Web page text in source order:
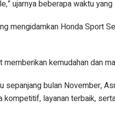
ujarnya beberapa waktu yang
mengidamkan Honda Sport
memberikan kemudahan dan
sepanjang bulan November,
kompetitif, layanan terbaik,